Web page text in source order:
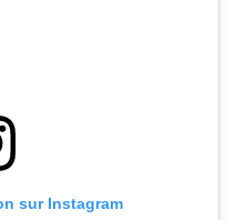
sur Instagram